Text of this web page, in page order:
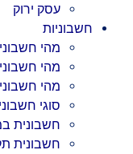
עסק ירוק
חשבוניות
מהי
מהי
מהי
סוגי
חשבונית
חשבונית